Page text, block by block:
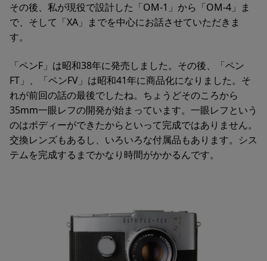
その後、私が現役で設計した「OM-1」から「OM-4」ま
で、そして「XA」までを中心にお話させていただきま
す。
「ペンF」は昭和38年に発売しました。その後、「ペン
FT」、「ペンFV」は昭和41年に商品化になりました。そ
れが前回の話の最後でしたね。ちょうどそのころから
35mm一眼レフの開発が始まっています。一眼レフという
のはボディーができたからといって完成ではありません。
交換レンズもあるし、いろいろな付属品もあります。シス
テムを完成するまでかなり時間がかかるんです。